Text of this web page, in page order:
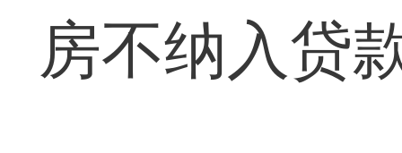
房不纳入贷